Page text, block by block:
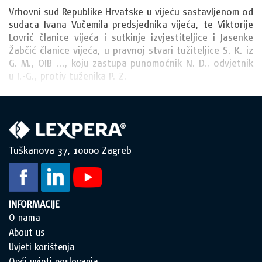
Vrhovni sud Republike Hrvatske u vijeću sastavljenom od
sudaca Ivana Vučemila predsjednika vijeća, te Viktorije
Lovrić članice vijeća i sutkinje izvjestiteljice i Jasenke
Žabčić članice vijeća, u pravnoj stvari tužiteljice S. K. iz
G. M., OIB ..., koju zastupa punomoćnik N. D., odvjetnik
u I.-G., protiv tuženika P. Z.
Tuškanova 37, 10000 Zagreb
INFORMACIJE
O nama
About us
Uvjeti korištenja